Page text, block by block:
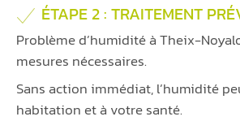
ÉTAPE 2 : TRAITEMENT
Problème d’humidité à Theix-
mesures nécessaires.
Sans action immédiat, l’humidité
habitation et à votre santé.